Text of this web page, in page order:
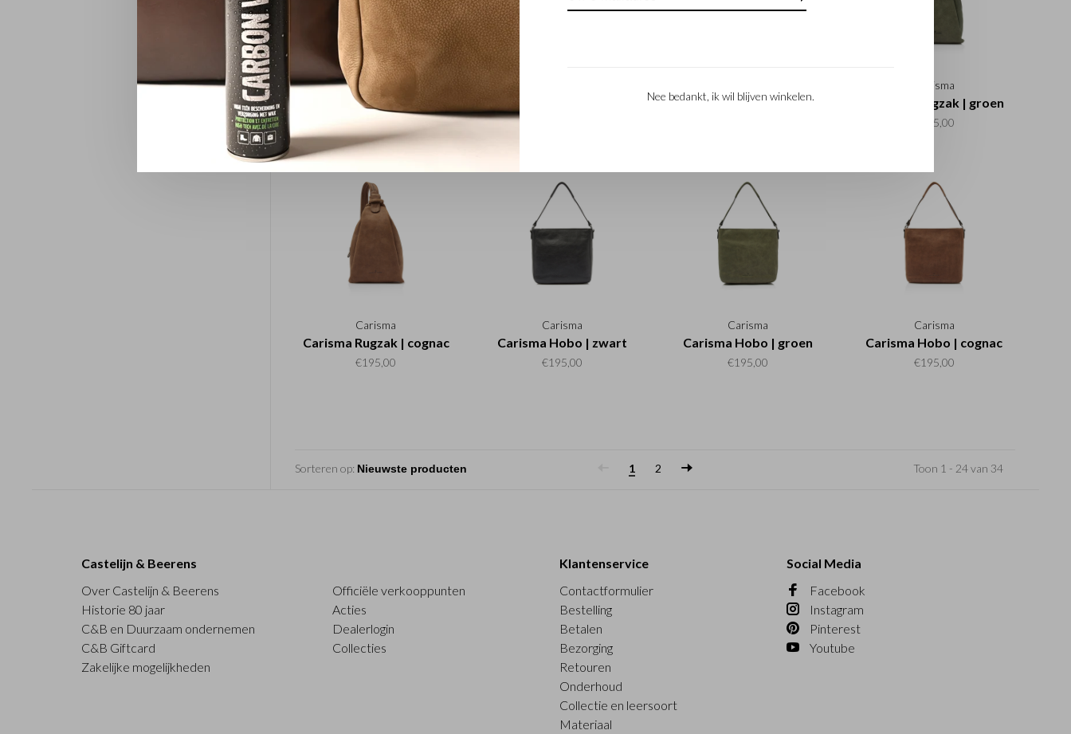
Carisma
Carisma Crossbody Zip |
groen
€135,00
Carisma Crossbody Zip |
Carisma Rugzak | zwart
Carisma
Carisma Rugzak | groen
€195,00
Carisma
Carisma Rugzak | cognac
€195,00
Carisma
Carisma Hobo | zwart
€195,00
Carisma
Carisma Hobo | groen
€195,00
Carisma
Carisma Hobo | cognac
€195,00
Sorteren op: 1 2 Toon 1 - 24 van 34
Castelijn & Beerens
Over Castelijn & Beerens
Historie 80 jaar
C&B en Duurzaam ondernemen
C&B Giftcard
Zakelijke mogelijkheden
Officiële verkooppunten
Acties
Dealerlogin
Collecties
Klantenservice
Contactformulier
Bestelling
Betalen
Bezorging
Retouren
Onderhoud
Collectie en leersoort
Materiaal
Social Media
Facebook
Instagram
Pinterest
Youtube
Nee bedankt, ik wil blijven winkelen.